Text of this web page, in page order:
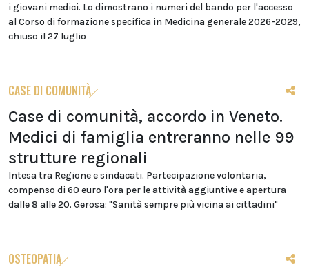
i giovani medici. Lo dimostrano i numeri del bando per l'accesso
al Corso di formazione specifica in Medicina generale 2026-2029,
chiuso il 27 luglio
CASE DI COMUNITÀ
Case di comunità, accordo in Veneto.
Medici di famiglia entreranno nelle 99
strutture regionali
Intesa tra Regione e sindacati. Partecipazione volontaria,
compenso di 60 euro l'ora per le attività aggiuntive e apertura
dalle 8 alle 20. Gerosa: "Sanità sempre più vicina ai cittadini"
OSTEOPATIA